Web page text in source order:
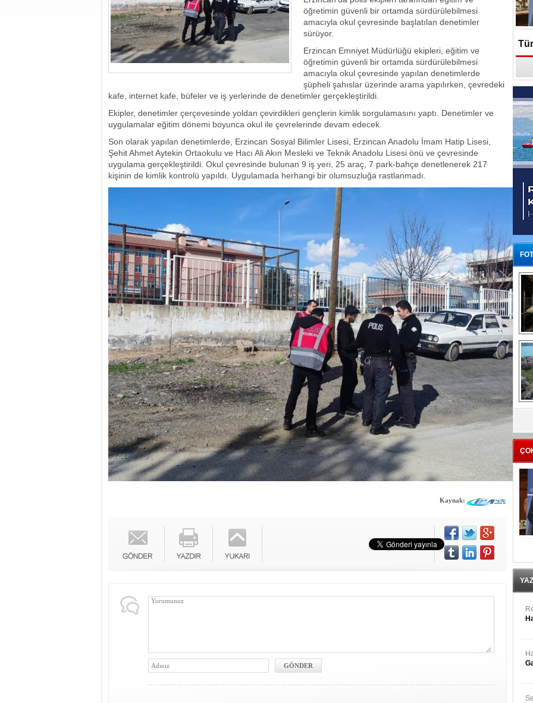
öğretimin güvenli bir ortamda sürdürülebilmesi
amacıyla okul çevresinde başlatılan denetimler
sürüyor.
Erzincan Emniyet Müdürlüğü ekipleri, eğitim ve
öğretimin güvenli bir ortamda sürdürülebilmesi
amacıyla okul çevresinde yapılan denetimlerde
şüpheli şahıslar üzerinde arama yapılırken, çevredeki
kafe, internet kafe, büfeler ve iş yerlerinde de denetimler gerçekleştirildi.
Ekipler, denetimler çerçevesinde yoldan çevirdikleri gençlerin kimlik sorgulamasını yaptı. Denetimler ve
uygulamalar eğitim dönemi boyunca okul ile çevrelerinde devam edecek.
Son olarak yapılan denetimlerde, Erzincan Sosyal Bilimler Lisesi, Erzincan Anadolu İmam Hatip Lisesi,
Şehit Ahmet Aytekin Ortaokulu ve Hacı Ali Akın Mesleki ve Teknik Anadolu Lisesi önü ve çevresinde
uygulama gerçekleştirildi. Okul çevresinde bulunan 9 iş yeri, 25 araç, 7 park-bahçe denetlenerek 217
kişinin de kimlik kontrolü yapıldı. Uygulamada herhangi bir olumsuzluğa rastlanmadı.
Kaynak: